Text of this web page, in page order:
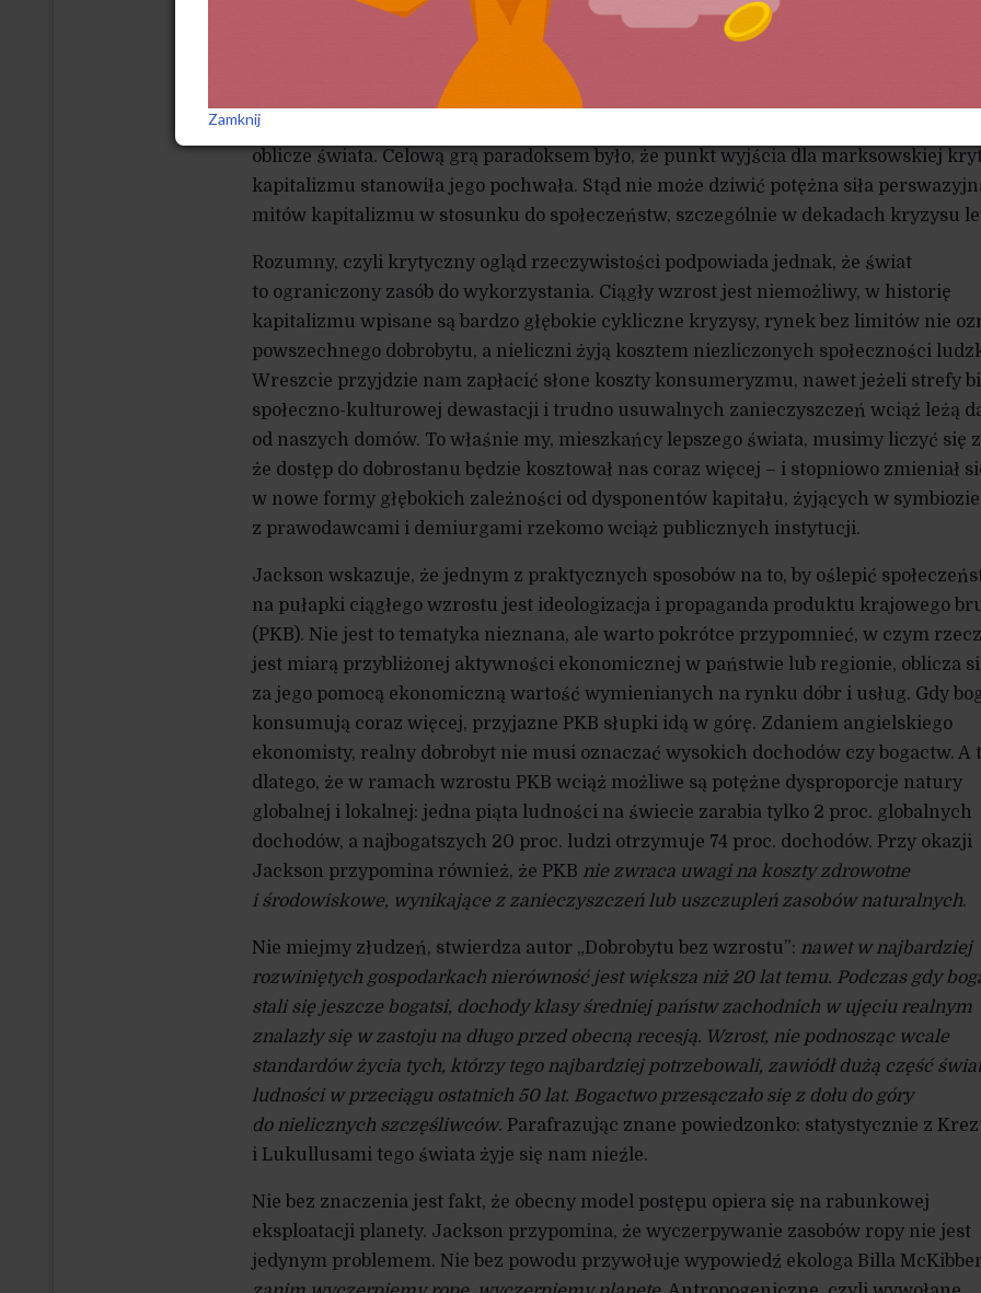
jest bardzo silna. Stała linia wzrostu to neoliberalna, czy szerzej: kapitalistyczna
na temat zlaicyzowanego okołochrześcijańskiego mitu o nieustannym postępie.
Trzeba dodać, że mitologia ciągłego wzrostu nie jest pozbawiona pewnych
przesłanek: Karol Marks wprost wychwalał moce wytwórcze kapitalizmu, które
oblicze świata. Celową grą paradoksem było, że punkt wyjścia dla marksowskiej
kapitalizmu stanowiła jego pochwała. Stąd nie może dziwić potężna siła
mitów kapitalizmu w stosunku do społeczeństw, szczególnie w dekadach kryzysu
Rozumny, czyli krytyczny ogląd rzeczywistości podpowiada jednak, że świat
to ograniczony zasób do wykorzystania. Ciągły wzrost jest niemożliwy, w historię
kapitalizmu wpisane są bardzo głębokie cykliczne kryzysy, rynek bez limitów nie
powszechnego dobrobytu, a nieliczni żyją kosztem niezliczonych społeczności
Wreszcie przyjdzie nam zapłacić słone koszty konsumeryzmu, nawet jeżeli strefy
społeczno-kulturowej dewastacji i trudno usuwalnych zanieczyszczeń wciąż leżą
od naszych domów. To właśnie my, mieszkańcy lepszego świata, musimy liczyć się
że dostęp do dobrostanu będzie kosztował nas coraz więcej – i stopniowo zmieniał
w nowe formy głębokich zależności od dysponentów kapitału, żyjących w symbiozie
z prawodawcami i demiurgami rzekomo wciąż publicznych instytucji.
Jackson wskazuje, że jednym z praktycznych sposobów na to, by oślepić
na pułapki ciągłego wzrostu jest ideologizacja i propaganda produktu krajowego
(PKB). Nie jest to tematyka nieznana, ale warto pokrótce przypomnieć, w czym
jest miarą przybliżonej aktywności ekonomicznej w państwie lub regionie, oblicza
za jego pomocą ekonomiczną wartość wymienianych na rynku dóbr i usług. Gdy
konsumują coraz więcej, przyjazne PKB słupki idą w górę. Zdaniem angielskiego
ekonomisty, realny dobrobyt nie musi oznaczać wysokich dochodów czy bogactw. A
dlatego, że w ramach wzrostu PKB wciąż możliwe są potężne dysproporcje natury
globalnej i lokalnej: jedna piąta ludności na świecie zarabia tylko 2 proc. globalnych
dochodów, a najbogatszych 20 proc. ludzi otrzymuje 74 proc. dochodów. Przy okazji
Jackson przypomina również, że PKB nie zwraca uwagi na koszty zdrowotne
i środowiskowe, wynikające z zanieczyszczeń lub uszczupleń zasobów naturalnych.
Nie miejmy złudzeń, stwierdza autor „Dobrobytu bez wzrostu”: nawet w najbardziej
rozwiniętych gospodarkach nierówność jest większa niż 20 lat temu. Podczas gdy
stali się jeszcze bogatsi, dochody klasy średniej państw zachodnich w ujęciu realnym
znalazły się w zastoju na długo przed obecną recesją. Wzrost, nie podnosząc wcale
standardów życia tych, którzy tego najbardziej potrzebowali, zawiódł dużą część
ludności w przeciągu ostatnich 50 lat. Bogactwo przesączało się z dołu do góry
do nielicznych szczęśliwców. Parafrazując znane powiedzonko: statystycznie z
i Lukullusami tego świata żyje się nam nieźle.
Nie bez znaczenia jest fakt, że obecny model postępu opiera się na rabunkowej
eksploatacji planety. Jackson przypomina, że wyczerpywanie zasobów ropy nie jest
jedynym problemem. Nie bez powodu przywołuje wypowiedź ekologa Billa
Zamknij